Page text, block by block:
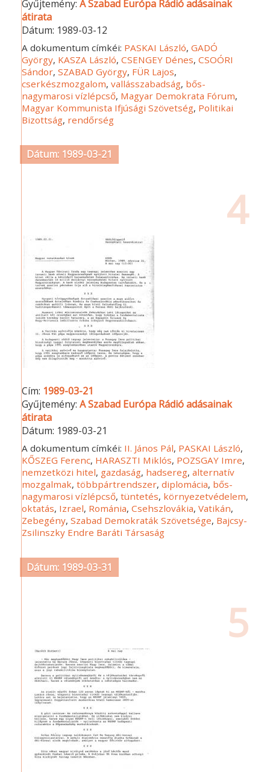
Gyűjtemény:A Szabad Európa Rádió adásainak
átirata
Dátum: 1989-03-12
A dokumentum címkéi: PASKAI László,GADÓ
György, KASZA László,CSENGEY Dénes,CSOÓRI
Sándor,SZABAD György, FÜR Lajos,
cserkészmozgalom,vallásszabadság, bős-
nagymarosi vízlépcső, Magyar Demokrata Fórum,
Magyar Kommunista Ifjúsági Szövetség, Politikai
Bizottság, rendőrség
Dátum: 1989-03-21
4
Cím: 1989-03-21
Gyűjtemény:A Szabad Európa Rádió adásainak
átirata
Dátum: 1989-03-21
A dokumentum címkéi: II. János Pál, PASKAI László,
KŐSZEG Ferenc, HARASZTI Miklós, POZSGAY Imre,
nemzetközi hitel, gazdaság, hadsereg,alternatív
mozgalmak,többpártrendszer,diplomácia, bős-
nagymarosi vízlépcső,tüntetés, környezetvédelem,
oktatás, Izrael, Románia,Csehszlovákia,Vatikán,
Zebegény,Szabad Demokraták Szövetsége, Bajcsy-
Zsilinszky Endre Baráti Társaság
Dátum: 1989-03-31
5